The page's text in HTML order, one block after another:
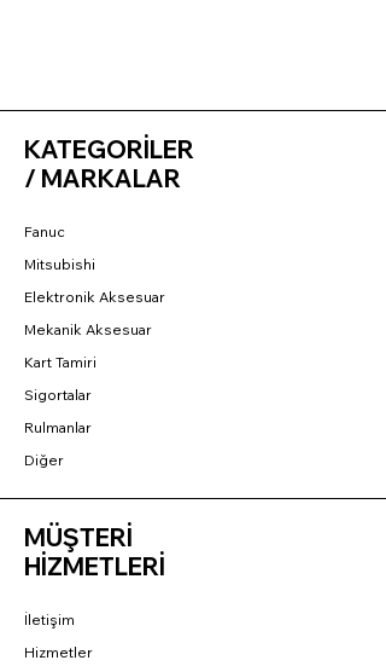
KATEGORİLER
/ MARKALAR
Fanuc
Mitsubishi
Elektronik Aksesuar
Mekanik Aksesuar
Kart Tamiri
Sigortalar
Rulmanlar
Diğer
MÜŞTERİ
HİZMETLERİ
İletişim
Hizmetler